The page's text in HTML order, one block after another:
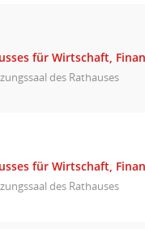
für Wirtschaft,
des Rathauses
für Wirtschaft,
des Rathauses